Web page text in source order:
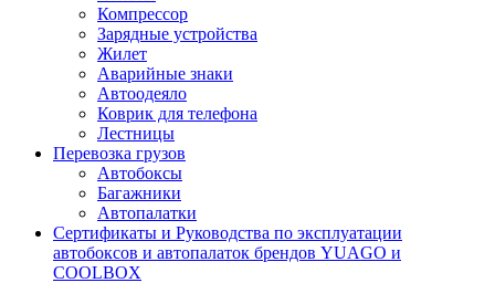
Компрессор
Зарядные устройства
Жилет
Аварийные знаки
Автоодеяло
Коврик для телефона
Лестницы
Перевозка грузов
Автобоксы
Багажники
Автопалатки
Сертификаты и Руководства по эксплуатации
автобоксов и автопалаток брендов YUAGO и
COOLBOX